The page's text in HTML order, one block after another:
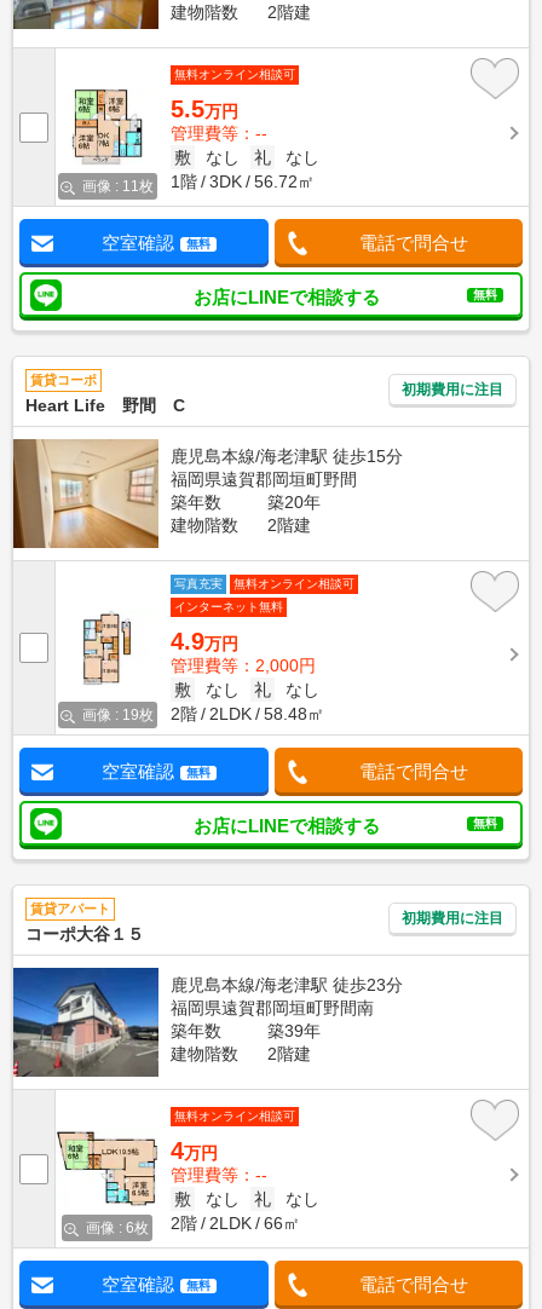
建物階数
2階建
画像 : 11枚
無料オンライン相談可
5.5万円
管理費等：--
敷
なし 礼
なし
1階
3DK 56.72㎡
空室確認 無料 電話で問合せ
お店にLINEで相談する 無料
賃貸コーポ
Heart Life 野間 C
初期費用に注目
鹿児島本線/海老津駅 徒歩15分
福岡県遠賀郡岡垣町野間
築年数
築20年
建物階数
2階建
画像 : 19枚
写真充実
無料オンライン相談可
インターネット無料
4.9万円
管理費等：2,000円
敷
なし 礼
なし
2階
2LDK 58.48㎡
空室確認 無料 電話で問合せ
お店にLINEで相談する 無料
賃貸アパート
コーポ大谷１５
初期費用に注目
鹿児島本線/海老津駅 徒歩23分
福岡県遠賀郡岡垣町野間南
築年数
築39年
建物階数
2階建
画像 : 6枚
無料オンライン相談可
4万円
管理費等：--
敷
なし 礼
なし
2階
2LDK 66㎡
空室確認 無料 電話で問合せ